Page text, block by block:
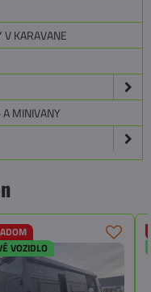
V KARAVANE
MINIVANY
VOZIDLO